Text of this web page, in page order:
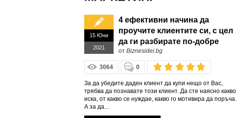
15 Юни
2021
4 ефективни начина да
проучите клиентите си, с цел
да ги разбирате по-добре
от Biznesidei.bg
3064 0
За да убедите даден клиент да купи нещо от Вас,
трябва да познавате този клиент. Да сте наясно какво
иска, от какво се нуждае, какво го мотивира да поръча.
А за да...